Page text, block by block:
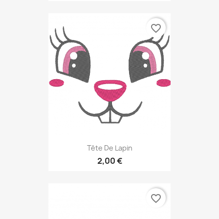
Tête De Lapin
2,00 €
favorite_border
favorite_border